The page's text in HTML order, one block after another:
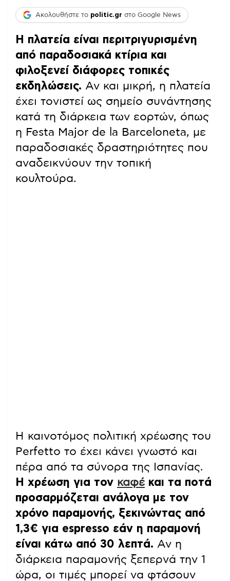
Ακολουθήστε το politic.gr στο Google News
Η πλατεία είναι περιτριγυρισμένη
από παραδοσιακά κτίρια και
φιλοξενεί διάφορες τοπικές
εκδηλώσεις. Αν και μικρή, η πλατεία
έχει τονιστεί ως σημείο συνάντησης
κατά τη διάρκεια των εορτών, όπως
η Festa Major de la Barceloneta, με
παραδοσιακές δραστηριότητες που
αναδεικνύουν την τοπική
κουλτούρα.
Η καινοτόμος πολιτική χρέωσης του
Perfetto το έχει κάνει γνωστό και
πέρα από τα σύνορα της Ισπανίας.
Η χρέωση για τον καφέκαι τα ποτά
προσαρμόζεται ανάλογα με τον
χρόνο παραμονής, ξεκινώντας από
1,3€ για espresso εάν η παραμονή
είναι κάτω από 30 λεπτά. Αν η
διάρκεια παραμονής ξεπερνά την 1
ώρα, οι τιμές μπορεί να φτάσουν